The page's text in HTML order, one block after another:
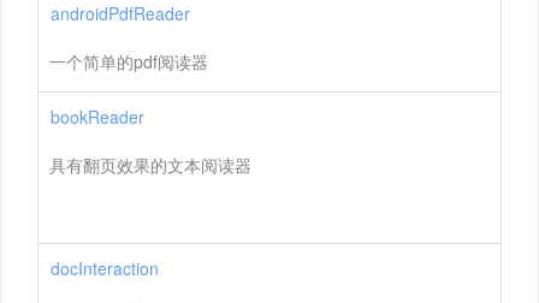
androidPdfReader
一个简单的pdf阅读器
bookReader
具有翻页效果的文本阅读器
docInteraction